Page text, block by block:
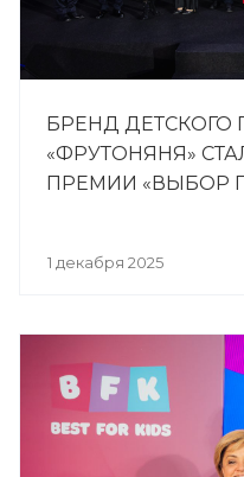
БРЕНД ДЕТСКОГО
«ФРУТОНЯНЯ»
ПРЕМИИ «ВЫБОР
1 декабря 2025